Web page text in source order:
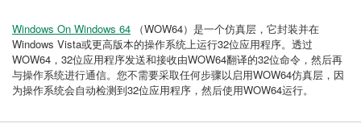
Windows On Windows 64 （WOW64）是一个仿真层，它封装并在
Windows Vista或更高版本的操作系统上运行32位应用程序。透过
WOW64，32位应用程序发送和接收由WOW64翻译的32位命令，然后再
与操作系统进行通信。您不需要采取任何步骤以启用WOW64仿真层，因
为操作系统会自动检测到32位应用程序，然后使用WOW64运行。